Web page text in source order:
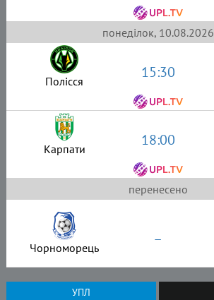
понеділок, 10.08.2026
Полісся 15:30
Карпати 18:00
перенесено
Чорноморець –
УПЛ